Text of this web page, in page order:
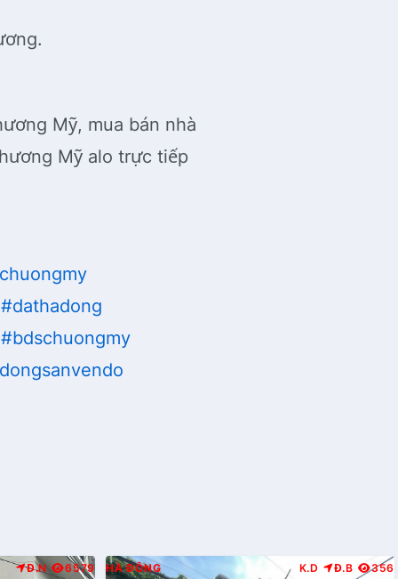
Mỹ, mua bán nhà
Mỹ alo trực tiếp
#dathadong
#bdschuongmy
Đ.N 6579 HÀ ĐÔNG K.D Đ.B 356